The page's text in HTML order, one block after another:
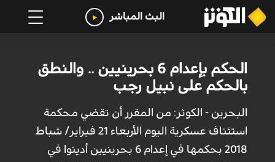
البث المباشر
الحكم بإعدام 6 بحرينيين .. والنطق
بالحكم على نبيل رجب
البحرين - الكوثر: من المقرر أن تقضي محكمة
استئناف عسكرية اليوم الأربعاء 21 فبراير/ شباط
2018 بحكمها في إعدام 6 بحرينيين أدينوا في